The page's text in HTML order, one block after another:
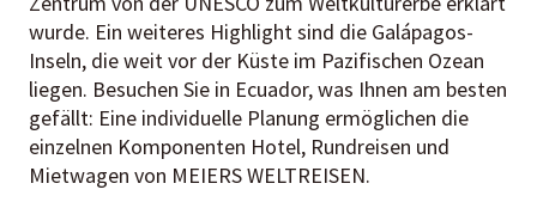
wurde. Ein weiteres Highlight sind die Galápagos-
Inseln, die weit vor der Küste im Pazifischen Ozean
liegen. Besuchen Sie in Ecuador, was Ihnen am besten
gefällt: Eine individuelle Planung ermöglichen die
einzelnen Komponenten Hotel, Rundreisen und
Mietwagen von MEIERS WELTREISEN.